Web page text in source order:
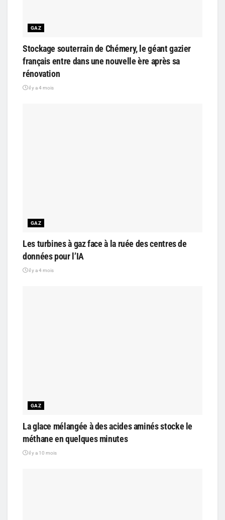
GAZ
Stockage souterrain de Chémery, le géant gazier
français entre dans une nouvelle ère après sa
rénovation
il y a 4 mois
GAZ
Les turbines à gaz face à la ruée des centres de
données pour l’IA
il y a 4 mois
GAZ
La glace mélangée à des acides aminés stocke le
méthane en quelques minutes
il y a 10 mois